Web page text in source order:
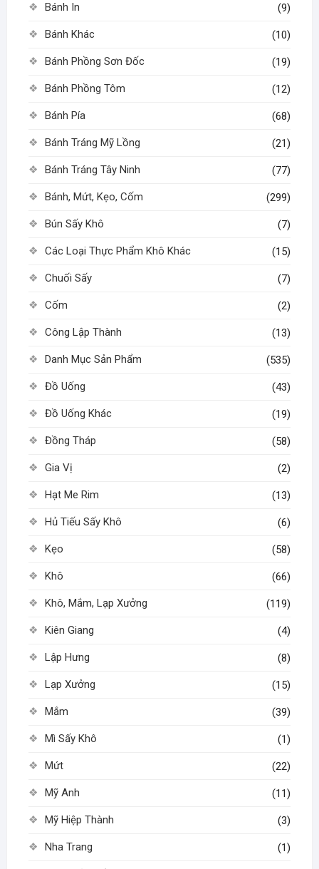
Bánh In (9)
Bánh Khác (10)
Bánh Phồng Sơn Đốc (19)
Bánh Phồng Tôm (12)
Bánh Pía (68)
Bánh Tráng Mỹ Lồng (21)
Bánh Tráng Tây Ninh (77)
Bánh, Mứt, Kẹo, Cốm (299)
Bún Sấy Khô (7)
Các Loại Thực Phẩm Khô Khác (15)
Chuối Sấy (7)
Cốm (2)
Công Lập Thành (13)
Danh Mục Sản Phẩm (535)
Đồ Uống (43)
Đồ Uống Khác (19)
Đồng Tháp (58)
Gia Vị (2)
Hạt Me Rim (13)
Hủ Tiếu Sấy Khô (6)
Kẹo (58)
Khô (66)
Khô, Mắm, Lạp Xưởng (119)
Kiên Giang (4)
Lập Hưng (8)
Lạp Xưởng (15)
Mắm (39)
Mì Sấy Khô (1)
Mứt (22)
Mỹ Anh (11)
Mỹ Hiệp Thành (3)
Nha Trang (1)